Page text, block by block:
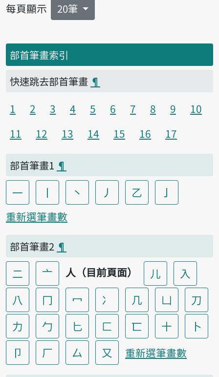
每頁顯示 20筆
部首筆畫索引
快速跳去部首筆畫 ¶
1
2 3 4 5 6 7 8 9
10
11
12 13 14 15 16 17
部首筆畫1 ¶
一 丨 丶 丿 乙 亅
重新選筆畫數
部首筆畫2 ¶
二 亠 人（目前頁面） 儿
入
八
冂 冖 冫 几 凵
刀
力
勹 匕 匚 匸 十
卜
卩
厂 厶 又 重新選筆畫數